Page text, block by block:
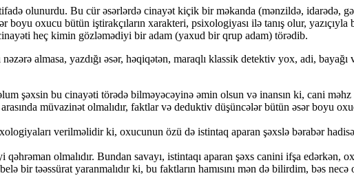
olunurdu. Bu cür əsərlərdə cinayət kiçik bir məkanda (mənzildə, idarədə,
oxucu bütün iştirakçıların xarakteri, psixologiyası ilə tanış olur,
heç kimin gözləmədiyi bir adam (yaxud bir qrup adam) törədib.
almasa, yazdığı əsər, həqiqətən, maraqlı klassik detektiv yox, adi,
şəxsin bu cinayəti törədə bilməyəcəyinə əmin olsun və inansın ki, cani məhz
müvazinət olmalıdır, faktlar və deduktiv düşüncələr bütün əsər boyu
verilməlidir ki, oxucunun özü də istintaq aparan şəxslə bərabər
olmalıdır. Bundan savayı, istintaqı aparan şəxs canini ifşa
bir təəssürat yaranmalıdır ki, bu faktların hamısını mən də bilirdim, bəs